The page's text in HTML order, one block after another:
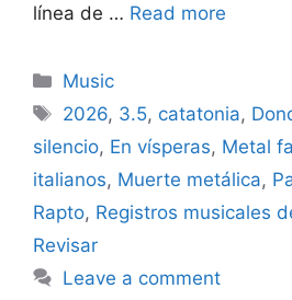
línea de … Read more
Categories
Music
Tags
2026, 3.5, catatonia,
silencio, En vísperas, Metal
italianos, Muerte metálica,
Rapto, Registros musicales
Revisar
Leave a comment